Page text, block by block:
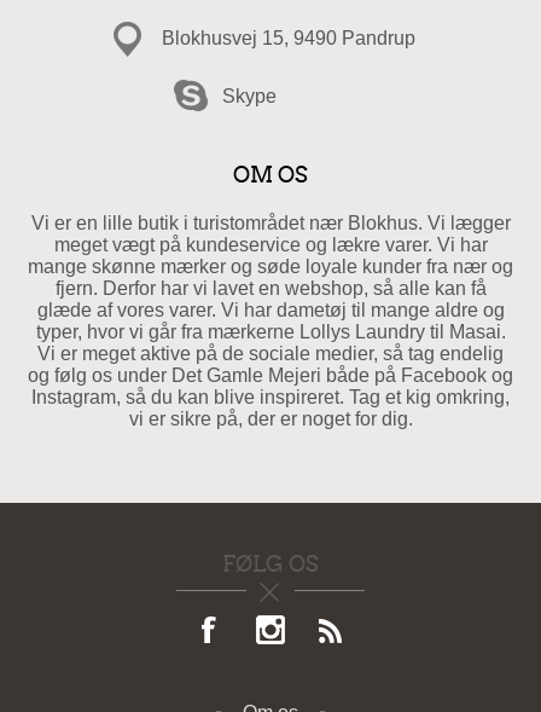
Blokhusvej 15, 9490 Pandrup
Skype
OM OS
Vi er en lille butik i turistområdet nær Blokhus. Vi lægger
meget vægt på kundeservice og lækre varer. Vi har
mange skønne mærker og søde loyale kunder fra nær og
fjern. Derfor har vi lavet en webshop, så alle kan få
glæde af vores varer. Vi har dametøj til mange aldre og
typer, hvor vi går fra mærkerne Lollys Laundry til Masai.
Vi er meget aktive på de sociale medier, så tag endelig
og følg os under Det Gamle Mejeri både på Facebook og
Instagram, så du kan blive inspireret. Tag et kig omkring,
vi er sikre på, der er noget for dig.
FØLG OS